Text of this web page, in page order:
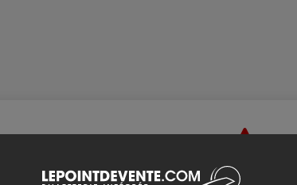
Merci de confirmer que vous n'êtes